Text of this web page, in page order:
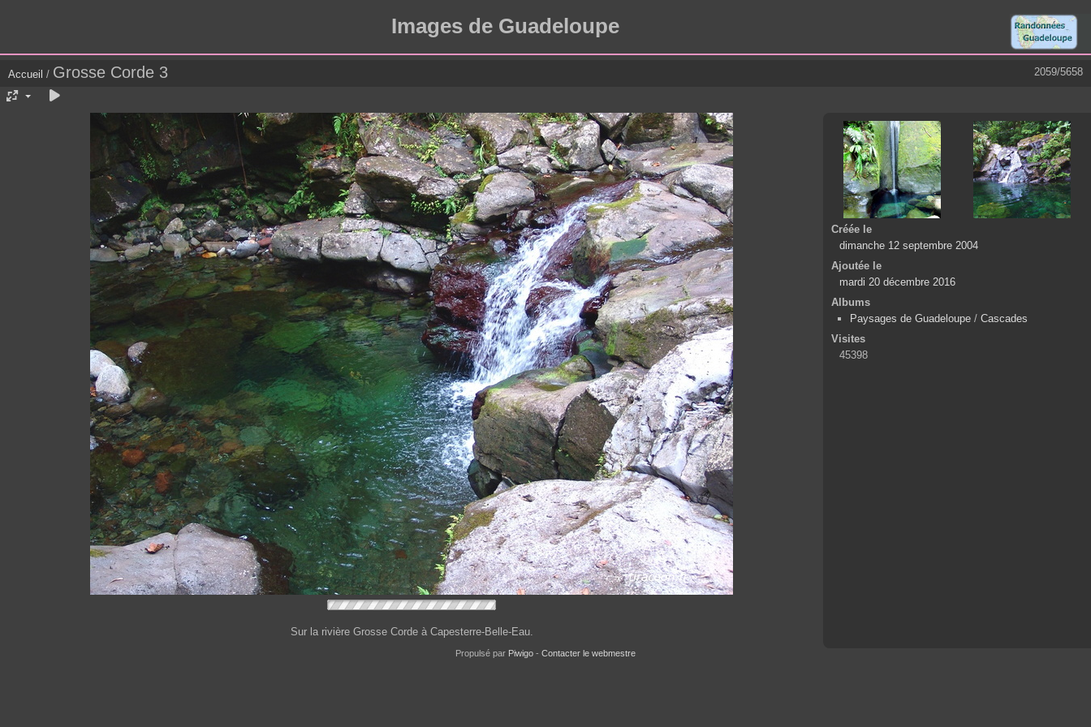
Images de Guadeloupe
2059/5658
Accueil / Grosse Corde 3
Sur la rivière Grosse Corde à Capesterre-Belle-Eau.
Créée le
dimanche 12 septembre 2004
Ajoutée le
mardi 20 décembre 2016
Albums
Paysages de Guadeloupe / Cascades
Visites
45398
Propulsé par Piwigo - Contacter le webmestre